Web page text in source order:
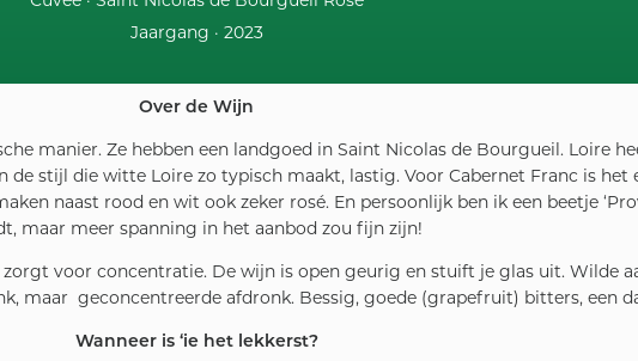
Jaargang · 2023
Over de Wijn
manier. Ze hebben een landgoed in Saint Nicolas de Bourgueil. Loire
stijl die witte Loire zo typisch maakt, lastig. Voor Cabernet Franc is het
naast rood en wit ook zeker rosé. En persoonlijk ben ik een beetje
maar meer spanning in het aanbod zou fijn zijn!
voor concentratie. De wijn is open geurig en stuift je glas uit. Wilde
maar geconcentreerde afdronk. Bessig, goede (grapefruit) bitters, een
Wanneer is ‘ie het lekkerst?